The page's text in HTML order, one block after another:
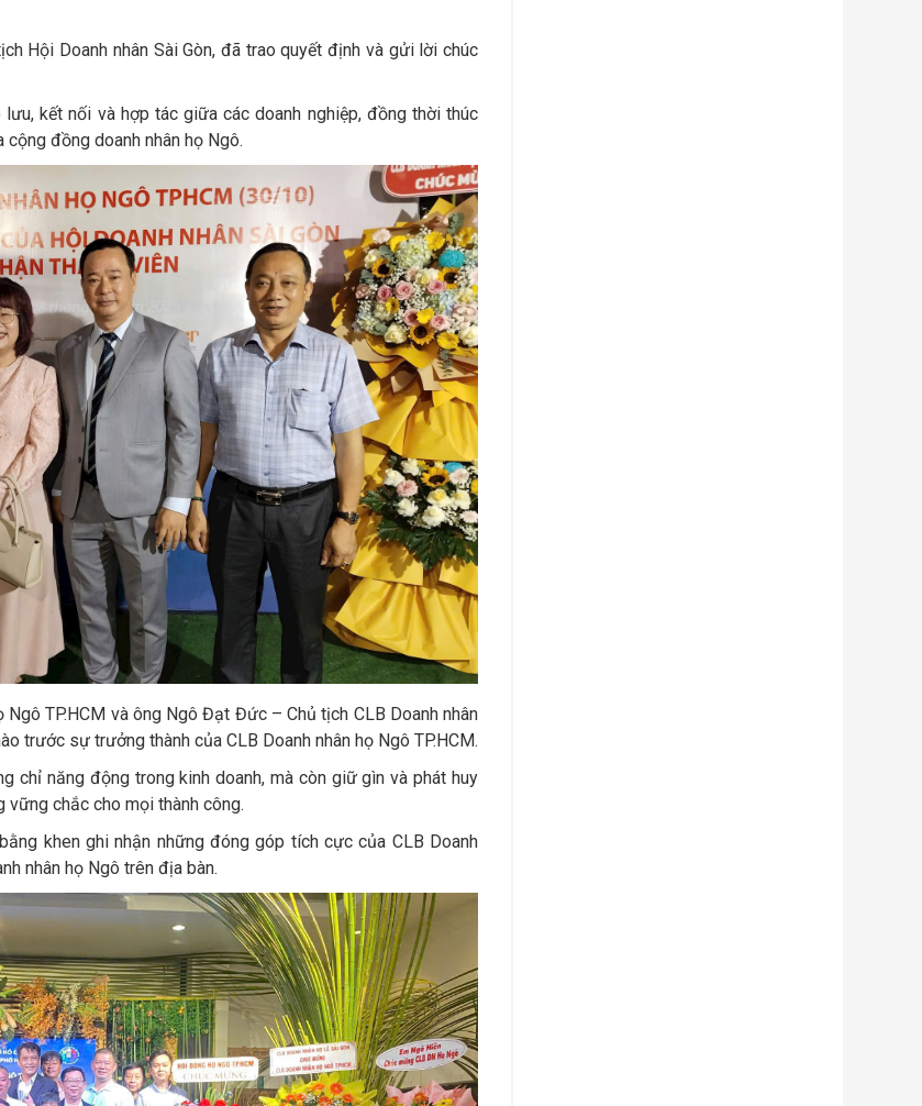
Hội Doanh nhân Sài Gòn, đã trao quyết định và gửi lời chúc
kết nối và hợp tác giữa các doanh nghiệp, đồng thời thúc
đồng doanh nhân họ Ngô.
TP.HCM và ông Ngô Đạt Đức – Chủ tịch CLB Doanh nhân
trước sự trưởng thành của CLB Doanh nhân họ Ngô TP.HCM.
chỉ năng động trong kinh doanh, mà còn giữ gìn và phát huy
vững chắc cho mọi thành công.
khen ghi nhận những đóng góp tích cực của CLB Doanh
nhân họ Ngô trên địa bàn.